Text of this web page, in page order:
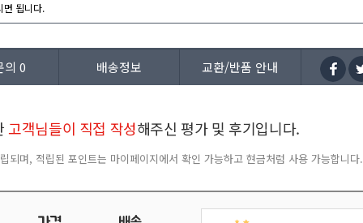
면 됩니다.
의 0 배송정보 교환/반품 안내
고객님들이 직접 작성해주신 평가 및 후기입니다.
며, 적립된 포인트는 마이페이지에서 확인 가능하고 현금처럼 사용 가능합니다.